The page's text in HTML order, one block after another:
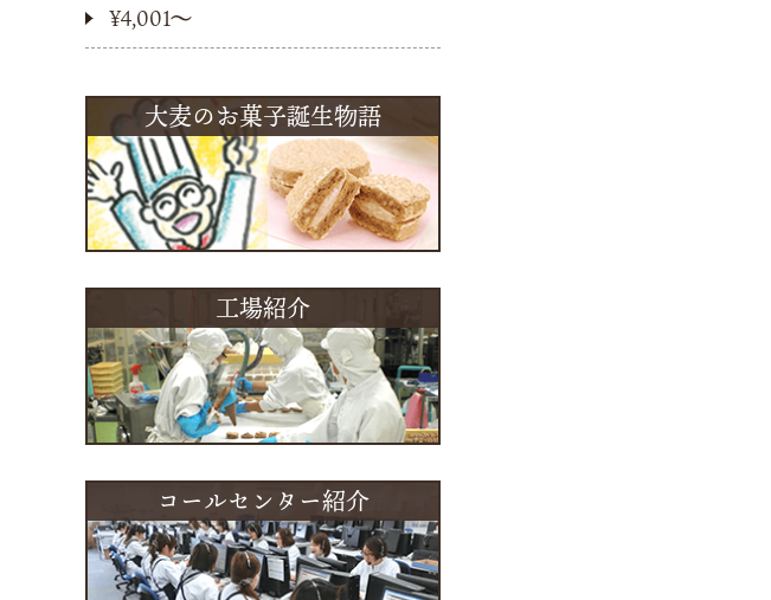
¥4,001〜
大麦のお菓子誕生物語
工場紹介
コールセンター紹介